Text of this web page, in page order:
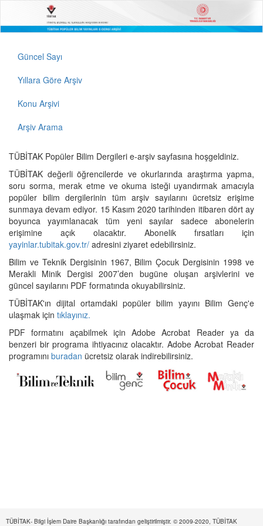
Güncel Sayı
Yıllara Göre Arşiv
Konu Arşivi
Arşiv Arama
TÜBİTAK Popüler Bilim Dergileri e-arşiv sayfasına hoşgeldiniz.
TÜBİTAK değerli öğrencilerde ve okurlarında araştırma yapma,
soru sorma, merak etme ve okuma isteği uyandırmak amacıyla
popüler bilim dergilerinin tüm arşiv sayılarını ücretsiz erişime
sunmaya devam ediyor. 15 Kasım 2020 tarihinden itibaren dört ay
boyunca yayımlanacak tüm yeni sayılar sadece abonelerin
erişimine açık olacaktır. Abonelik fırsatları için
yayinlar.tubitak.gov.tr/ adresini ziyaret edebilirsiniz.
Bilim ve Teknik Dergisinin 1967, Bilim Çocuk Dergisinin 1998 ve
Merakli Minik Dergisi 2007’den bugüne oluşan arşivlerini ve
güncel sayılarını PDF formatında okuyabilirsiniz.
TÜBİTAK'ın dijital ortamdaki popüler bilim yayını Bilim Genç'e
ulaşmak için tıklayınız.
PDF formatını açabilmek için Adobe Acrobat Reader ya da
benzeri bir programa ihtiyacınız olacaktır. Adobe Acrobat Reader
programını buradan ücretsiz olarak indirebilirsiniz.
TÜBİTAK- Bilgi İşlem Daire Başkanlığı tarafından geliştirilmiştir. © 2009-2020, TÜBİTAK